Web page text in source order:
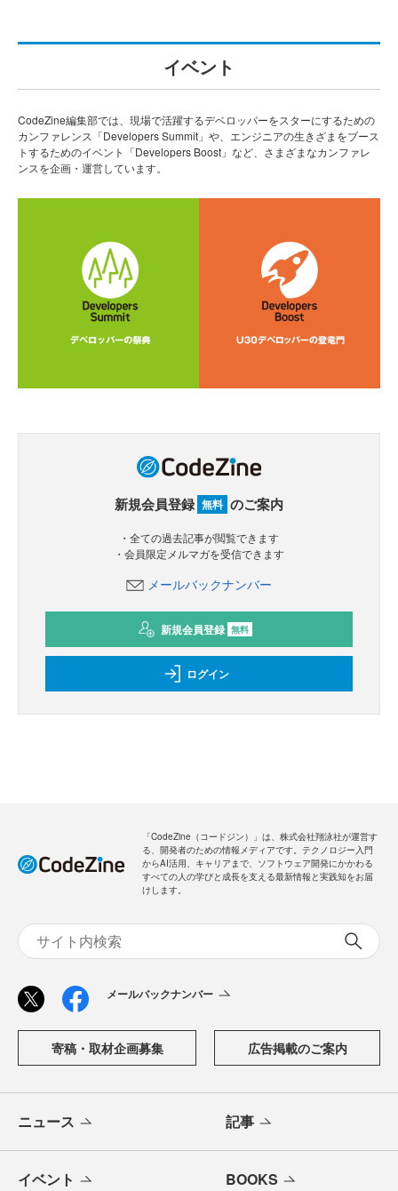
イベント
CodeZine編集部では、現場で活躍するデベロッパーをスターにするための
カンファレンス「Developers Summit」や、エンジニアの生きざまをブース
トするためのイベント「Developers Boost」など、さまざまなカンファレ
ンスを企画・運営しています。
新規会員登録 無料 のご案内
・全ての過去記事が閲覧できます
・会員限定メルマガを受信できます
メールバックナンバー
新規会員登録 無料
ログイン
「CodeZine（コードジン）」は、株式会社翔泳社が運営す
る、開発者のための情報メディアです。テクノロジー入門
からAI活用、キャリアまで、ソフトウェア開発にかかわる
すべての人の学びと成長を支える最新情報と実践知をお届
けします。
メールバックナンバー
寄稿・取材企画募集 広告掲載のご案内
ニュース 記事
イベント BOOKS